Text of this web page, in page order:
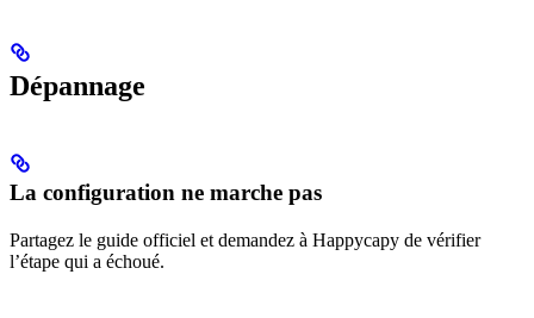
Dépannage
La configuration ne marche pas
Partagez le guide officiel et demandez à Happycapy de vérifier
l’étape qui a échoué.